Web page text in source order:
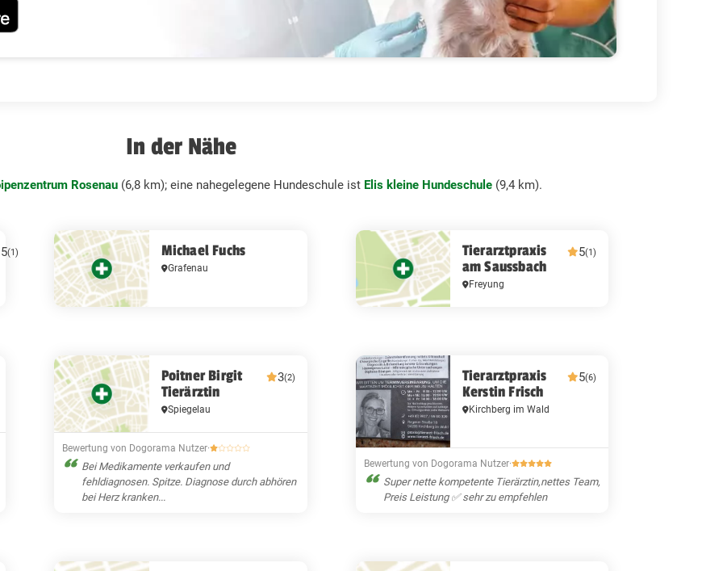
In der Nähe
Rosenau (6,8 km); eine nahegelegene Hundeschule ist Elis kleine Hundeschule (9,4 km).
5(1) Michael Fuchs
Grafenau
Tierarztpraxis
am Saussbach
5(1)
Freyung
Poitner Birgit
Tierärztin
3(2)
Spiegelau
Bewertung von Dogorama Nutzer·
Bei Medikamente verkaufen und
fehldiagnosen. Spitze. Diagnose durch abhören
bei Herz kranken...
Tierarztpraxis
Kerstin Frisch
5(6)
Kirchberg im Wald
Bewertung von Dogorama Nutzer·
Super nette kompetente Tierärztin,nettes Team,
Preis Leistung ✅ sehr zu empfehlen